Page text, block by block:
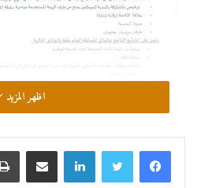
اظهر المزيد
لينكدإن مشاركة عبر البريد